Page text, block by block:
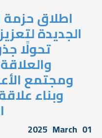
اطلاق حزمة
الجديدة
تحولًا
ومجتمع
وبناء
01
March
2025